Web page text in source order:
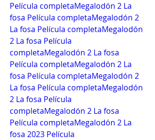
Película completaMegalodón 2 La
fosa Película completaMegalodón 2
La fosa Película completaMegalodón
2 La fosa Película
completaMegalodón 2 La fosa
Película completaMegalodón 2 La
fosa Película completaMegalodón 2
La fosa Película completaMegalodón
2 La fosa Película
completaMegalodón 2 La fosa
Película completaMegalodón 2 La
fosa 2023 Película